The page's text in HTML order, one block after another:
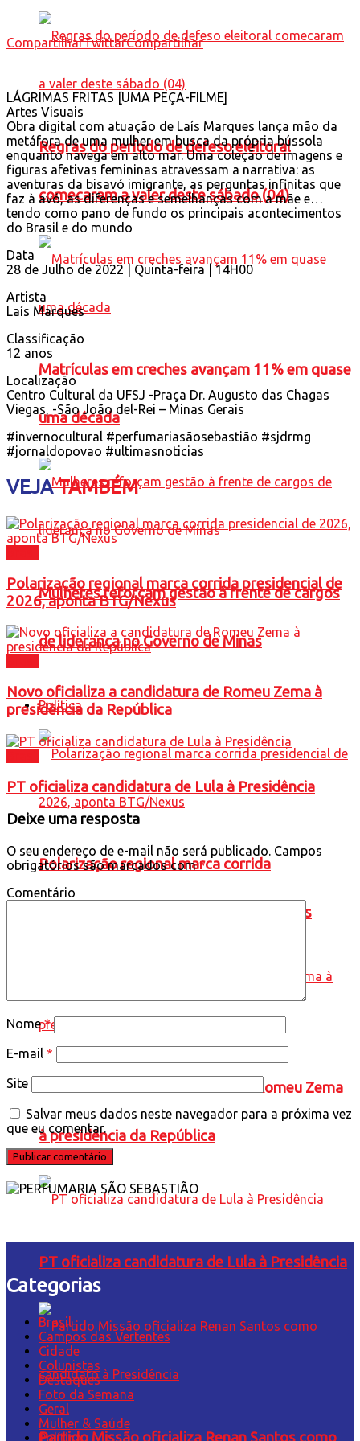
Regras do período de defeso eleitoral
comecaram a valer deste sábado (04)
Matrículas em creches avançam 11% em quase
uma década
Mulheres reforçam gestão à frente de cargos
de liderança no Governo de Minas
Política
Polarização regional marca corrida
presidencial de 2026, aponta BTG/Nexus
Novo oficializa a candidatura de Romeu Zema
à presidência da República
PT oficializa candidatura de Lula à Presidência
Partido Missão oficializa Renan Santos como
CompartilharTwittarCompartilhar
LÁGRIMAS FRITAS [UMA PEÇA-FILME]
Artes Visuais
Obra digital com atuação de Laís Marques lança mão da
metáfora de uma mulher em busca da própria bússola
enquanto navega em alto mar. Uma coleção de imagens e
figuras afetivas femininas atravessam a narrativa: as
aventuras da bisavó imigrante, as perguntas infinitas que
faz à avó, as diferenças e semelhanças com a mãe e…
tendo como pano de fundo os principais acontecimentos
do Brasil e do mundo
Data
28 de Julho de 2022 | Quinta-feira | 14H00
Artista
Laís Marques
Classificação
12 anos
Localização
Centro Cultural da UFSJ -Praça Dr. Augusto das Chagas
Viegas, -São João del-Rei – Minas Gerais
#invernocultural #perfumariasãosebastião #sjdrmg
#jornaldopovao #ultimasnoticias
VEJATAMBÉM
Polarização regional marca corrida presidencial de
2026, aponta BTG/Nexus
Novo oficializa a candidatura de Romeu Zema à
presidência da República
PT oficializa candidatura de Lula à Presidência
Deixe uma resposta
O seu endereço de e-mail não será publicado. Campos
obrigatórios são marcados com*
Comentário
Nome*
E-mail *
Site
Salvar meus dados neste navegador para a próxima vez
que eu comentar.
Categorias
Brasil
Campos das Vertentes
Cidade
Colunistas
Destaques
Foto da Semana
Geral
Mulher & Saúde
Política